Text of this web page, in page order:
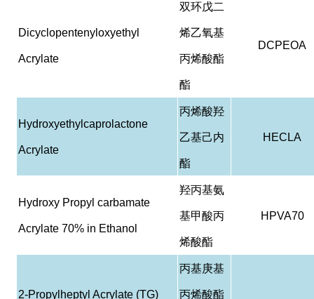
Dicyclopentenyloxyethyl
Acrylate
双环戊二
烯乙氧基
丙烯酸酯
酯
DCPEOA
Hydroxyethylcaprolactone
Acrylate
丙烯酸羟
乙基己内
酯
HECLA
Hydroxy Propyl carbamate
Acrylate 70% in Ethanol
羟丙基氨
基甲酸丙
烯酸酯
HPVA70
2-Propylheptyl Acrylate (TG)
丙基庚基
丙烯酸酯